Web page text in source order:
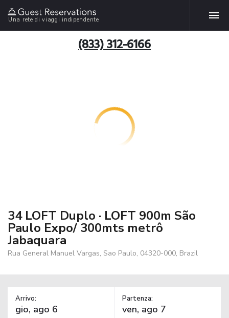
Una rete di viaggi indipendente
(833) 312-6166
34 LOFT Duplo · LOFT 900m São
Paulo Expo/ 300mts metrô
Jabaquara
Rua General Manuel Vargas, Sao Paulo, 04320-000, Brazil
Arrivo: Partenza: